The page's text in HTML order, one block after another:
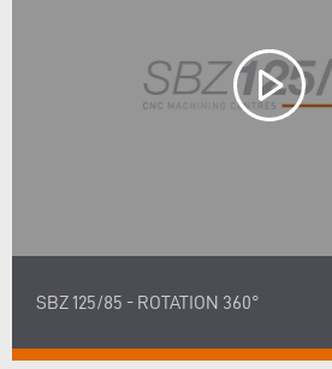
SBZ 125/85 - ROTATION 360°